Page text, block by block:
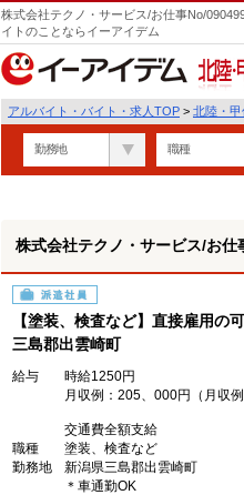
株式会社テクノ・サービス/お仕事No/
イトのことならイーアイデム
北陸・
アルバイト・バイト・求人TOP > 北陸・甲
勤務地 職種
株式会社テクノ・サービス/お
派遣社員
【塗装、検査など】直接雇用の
三島郡出雲崎町
給与
時給1250円
月収例：205、000円（月収
交通費全額支給
職種
塗装、検査など
勤務地
新潟県三島郡出雲崎町
＊車通勤OK